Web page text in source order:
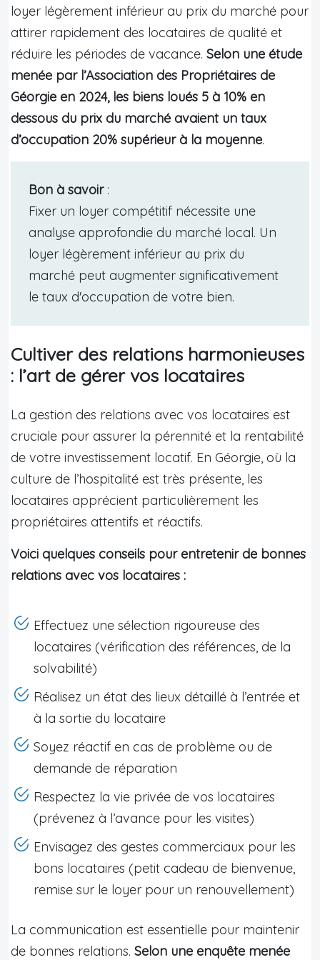
loyer légèrement inférieur au prix du marché pour
attirer rapidement des locataires de qualité et
réduire les périodes de vacance. Selon une étude
menée par l’Association des Propriétaires de
Géorgie en 2024, les biens loués 5 à 10% en
dessous du prix du marché avaient un taux
d’occupation 20% supérieur à la moyenne.
Bon à savoir:
Fixer un loyer compétitif nécessite une
analyse approfondie du marché local. Un
loyer légèrement inférieur au prix du
marché peut augmenter significativement
le taux d'occupation de votre bien.
Cultiver des relations harmonieuses
: l’art de gérer vos locataires
La gestion des relations avec vos locataires est
cruciale pour assurer la pérennité et la rentabilité
de votre investissement locatif. En Géorgie, où la
culture de l’hospitalité est très présente, les
locataires apprécient particulièrement les
propriétaires attentifs et réactifs.
Voici quelques conseils pour entretenir de bonnes
relations avec vos locataires :
Effectuez une sélection rigoureuse des
locataires (vérification des références, de la
solvabilité)
Réalisez un état des lieux détaillé à l’entrée et
à la sortie du locataire
Soyez réactif en cas de problème ou de
demande de réparation
Respectez la vie privée de vos locataires
(prévenez à l’avance pour les visites)
Envisagez des gestes commerciaux pour les
bons locataires (petit cadeau de bienvenue,
remise sur le loyer pour un renouvellement)
La communication est essentielle pour maintenir
de bonnes relations. Selon une enquête menée